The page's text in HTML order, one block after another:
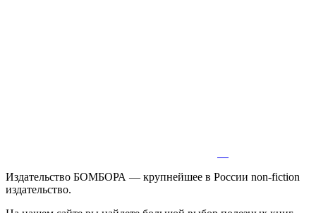
Издательство БОМБОРА — крупнейшее в России non-fiction
издательство.